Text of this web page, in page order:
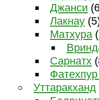
Джанси
Лакнау
Матхура
Сарнатх
Уттаракханд